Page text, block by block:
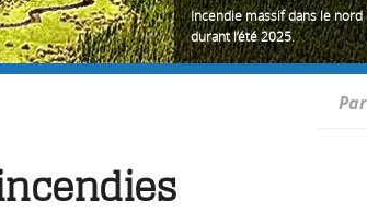
Incendie massif dans le nord
durant l’été 2025.